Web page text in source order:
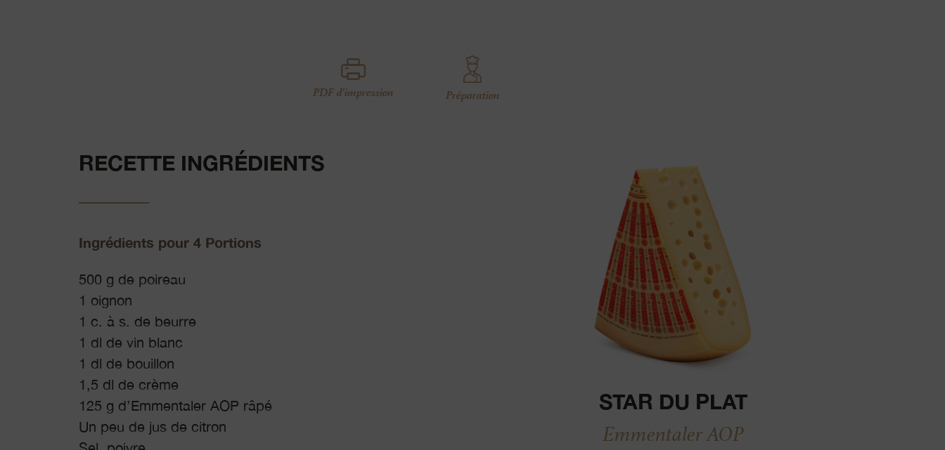
PDF d'impression Préparation
RECETTE INGRÉDIENTS
Ingrédients pour 4 Portions
500 g de poireau
1 oignon
1 c. à s. de beurre
1 dl de vin blanc
1 dl de bouillon
1,5 dl de crème
125 g d’Emmentaler AOP râpé
Un peu de jus de citron
STAR DU PLAT
Emmentaler AOP